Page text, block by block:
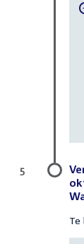
Te
5